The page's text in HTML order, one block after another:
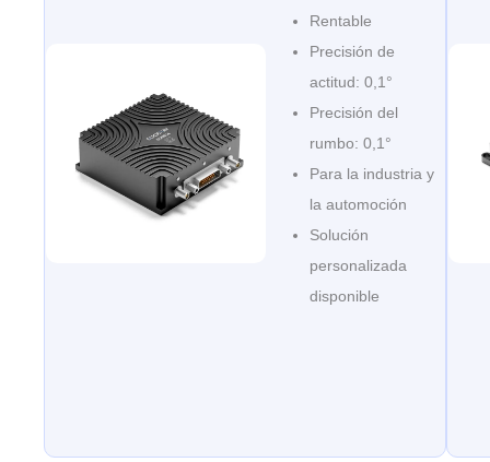
Rentable
Precisión de
actitud: 0,1°
Precisión del
rumbo: 0,1°
Para la industria y
la automoción
Solución
personalizada
disponible